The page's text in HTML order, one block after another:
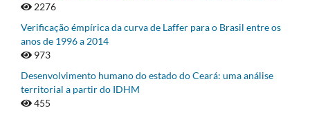
2276
Verificação émpírica da curva de Laffer para o Brasil entre os
anos de 1996 a 2014
973
Desenvolvimento humano do estado do Ceará: uma análise
territorial a partir do IDHM
455